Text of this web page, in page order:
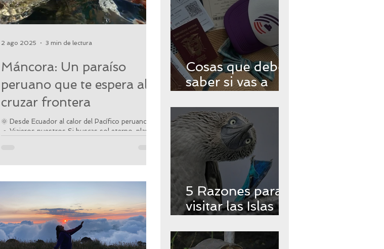
Máncora: Un paraíso
peruano que te espera al
cruzar frontera
🌞 Desde Ecuador al calor del Pacífico peruano 🌊
🐢 Viajeros nuestros Si buscas sol eterno, playas
2 ago 2025 3 min de lectura
Cosas que debes
saber si vas a
Galápagos
5 Razones para
visitar las Islas